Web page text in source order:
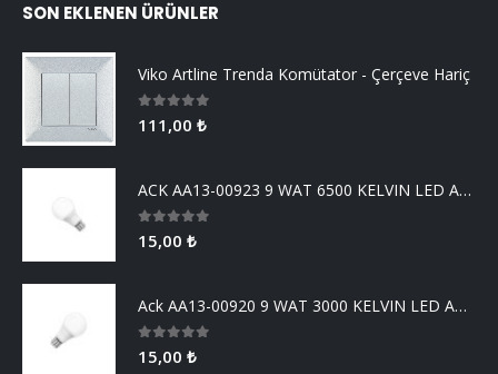
SON EKLENEN ÜRÜNLER
Viko Artline Trenda Komütator - Çerçeve Hariç
5 üzerinden
111,00 ₺
ACK AA13-00923 9 WAT 6500 KELVIN LED AMPUL
5 üzerinden
15,00 ₺
Ack AA13-00920 9 WAT 3000 KELVIN LED AMPUL
5 üzerinden
15,00 ₺